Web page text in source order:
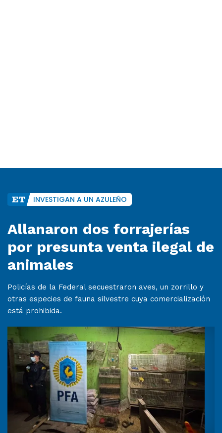
INVESTIGAN A UN AZULEÑO
Allanaron dos forrajerías
por presunta venta ilegal de
animales
Policías de la Federal secuestraron aves, un zorrillo y
otras especies de fauna silvestre cuya comercialización
está prohibida.